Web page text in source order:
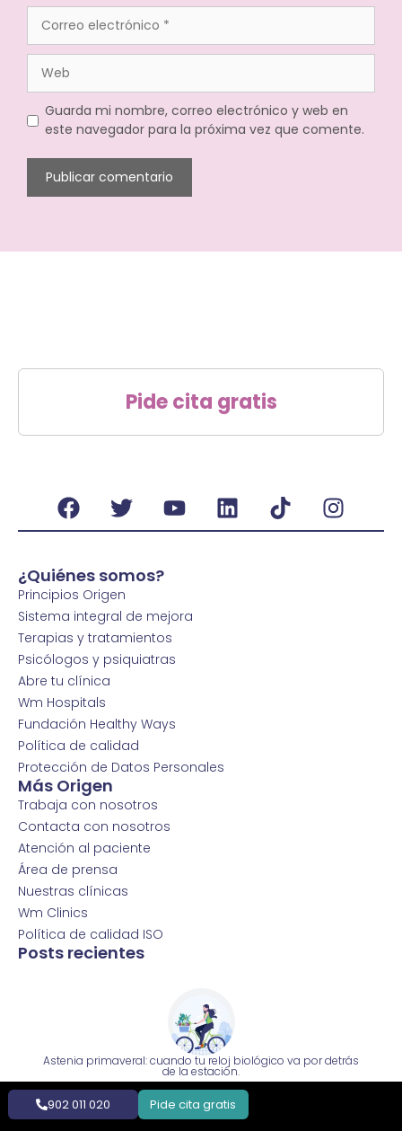
Guarda mi nombre, correo electrónico y web en
este navegador para la próxima vez que comente.
Pide cita gratis
¿Quiénes somos?
Principios Origen
Sistema integral de mejora
Terapias y tratamientos
Psicólogos y psiquiatras
Abre tu clínica
Wm Hospitals
Fundación Healthy Ways
Política de calidad
Protección de Datos Personales
Más Origen
Trabaja con nosotros
Contacta con nosotros
Atención al paciente
Área de prensa
Nuestras clínicas
Wm Clinics
Política de calidad ISO
Posts recientes
Astenia primaveral: cuando tu reloj biológico va por detrás
de la estación.
902 011 020 Pide cita gratis